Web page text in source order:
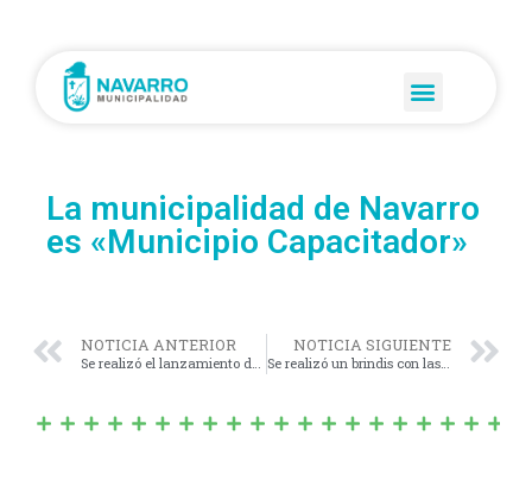
La municipalidad de Navarro
es «Municipio Capacitador»
NOTICIA ANTERIOR
Se realizó el lanzamiento del Operativo Sol
NOTICIA SIGUIENTE
Se realizó un brindis con las Instituciones Navarrenses.